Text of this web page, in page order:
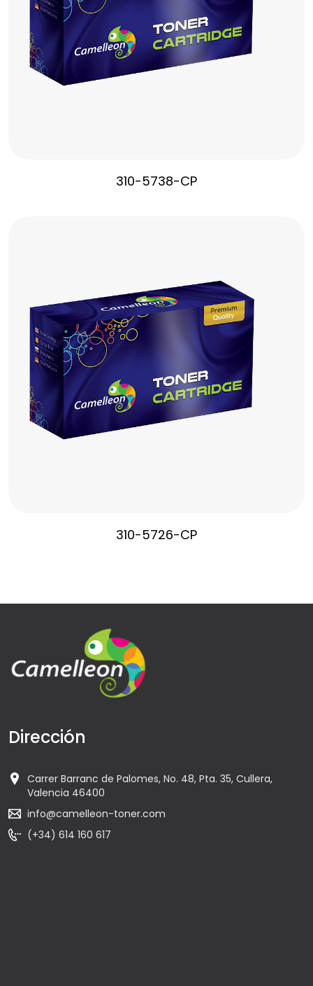
310-5738-CP
310-5726-CP
Dirección
Carrer Barranc de Palomes, No. 48, Pta. 35, Cullera,
Valencia 46400
info@camelleon-toner.com
(+34) 614 160 617